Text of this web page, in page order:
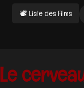
📽 Liste des Films
Le